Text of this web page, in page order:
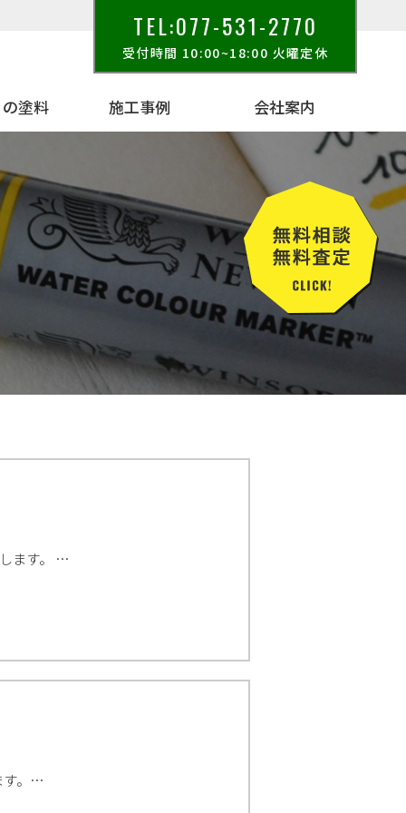
TEL:077-531-2770
受付時間 10:00~18:00 火曜定休
塗料 施工事例 会社案内
ます。 …
す。…